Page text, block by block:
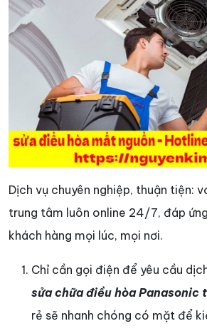
Dịch vụ chuyên nghiệp, thuận tiện:
trung tâm luôn online 24/7, đáp
khách hàng mọi lúc, mọi nơi.
Chỉ cần gọi điện để yêu cầu
sửa chữa điều hòa Panasonic
rẻ sẽ nhanh chóng có mặt để